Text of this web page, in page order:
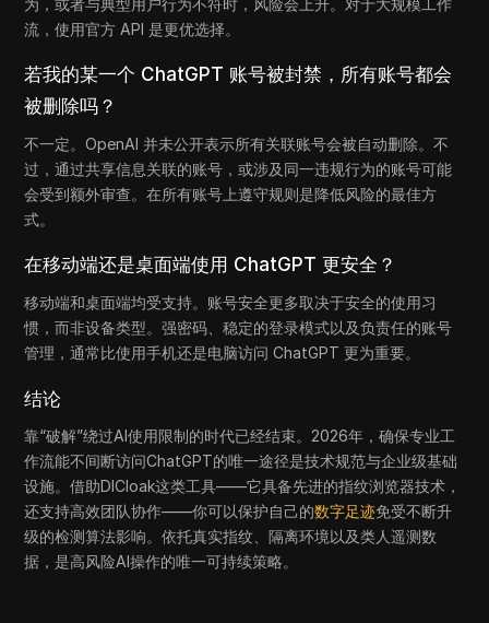
为，或者与典型用户行为不符时，风险会上升。对于大规模工作
流，使用官方 API 是更优选择。
若我的某一个 ChatGPT 账号被封禁，所有账号都会
被删除吗？
不一定。OpenAI 并未公开表示所有关联账号会被自动删除。不
过，通过共享信息关联的账号，或涉及同一违规行为的账号可能
会受到额外审查。在所有账号上遵守规则是降低风险的最佳方
式。
在移动端还是桌面端使用 ChatGPT 更安全？
移动端和桌面端均受支持。账号安全更多取决于安全的使用习
惯，而非设备类型。强密码、稳定的登录模式以及负责任的账号
管理，通常比使用手机还是电脑访问 ChatGPT 更为重要。
结论
靠“破解”绕过AI使用限制的时代已经结束。2026年，确保专业工
作流能不间断访问ChatGPT的唯一途径是技术规范与企业级基础
设施。借助DICloak这类工具——它具备先进的指纹浏览器技术，
还支持高效团队协作——你可以保护自己的数字足迹免受不断升
级的检测算法影响。依托真实指纹、隔离环境以及类人遥测数
据，是高风险AI操作的唯一可持续策略。